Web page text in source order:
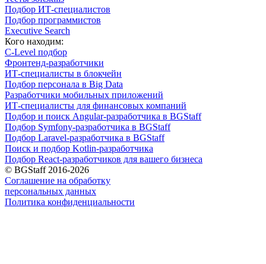
Подбор ИТ-специалистов
Подбор программистов
Executive Search
Кого находим:
С-Level подбор
Фронтенд-разработчики
ИТ-специалисты в блокчейн
Подбор персонала в Big Data
Разработчики мобильных приложений
ИТ-специалисты для финансовых компаний
Подбор и поиск Angular-разработчика в BGStaff
Подбор Symfony-разработчика в BGStaff
Подбор Laravel-разработчика в BGStaff
Поиск и подбор Kotlin-разработчика
Подбор React-разработчиков для вашего бизнеса
© BGStaff 2016-2026
Соглашение на обработку
персональных данных
Политика конфиденциальности